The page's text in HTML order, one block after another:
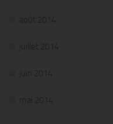
août 2014
juillet 2014
juin 2014
mai 2014